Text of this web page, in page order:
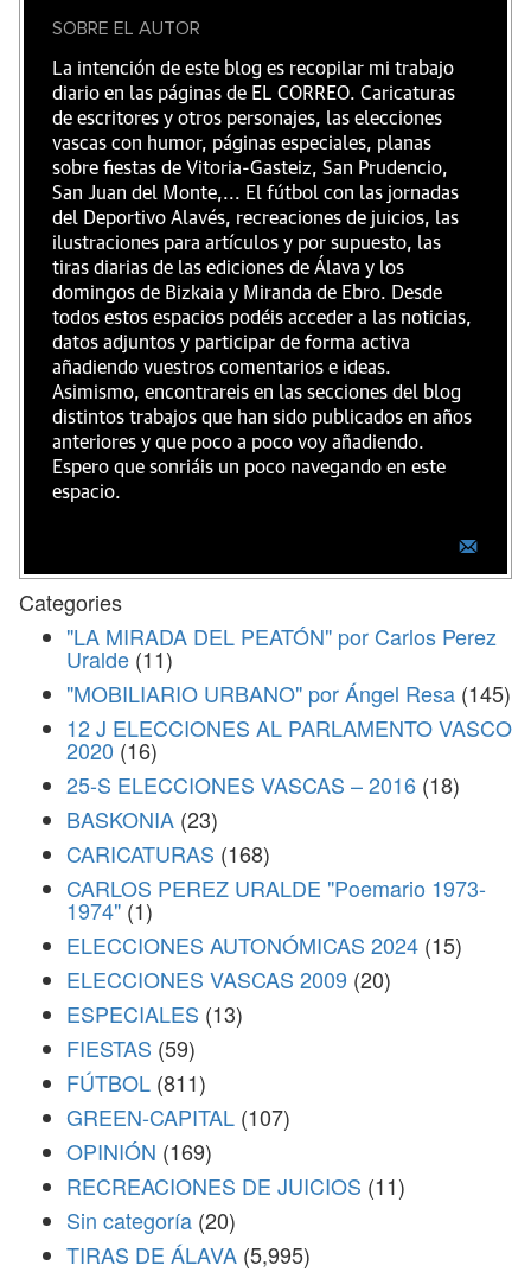
SOBRE EL AUTOR
La intención de este blog es recopilar mi trabajo
diario en las páginas de EL CORREO. Caricaturas
de escritores y otros personajes, las elecciones
vascas con humor, páginas especiales, planas
sobre fiestas de Vitoria-Gasteiz, San Prudencio,
San Juan del Monte,... El fútbol con las jornadas
del Deportivo Alavés, recreaciones de juicios, las
ilustraciones para artículos y por supuesto, las
tiras diarias de las ediciones de Álava y los
domingos de Bizkaia y Miranda de Ebro. Desde
todos estos espacios podéis acceder a las noticias,
datos adjuntos y participar de forma activa
añadiendo vuestros comentarios e ideas.
Asimismo, encontrareis en las secciones del blog
distintos trabajos que han sido publicados en años
anteriores y que poco a poco voy añadiendo.
Espero que sonriáis un poco navegando en este
espacio.
Categories
"LA MIRADA DEL PEATÓN" por Carlos Perez
Uralde (11)
"MOBILIARIO URBANO" por Ángel Resa (145)
12 J ELECCIONES AL PARLAMENTO VASCO
2020 (16)
25-S ELECCIONES VASCAS – 2016 (18)
BASKONIA (23)
CARICATURAS (168)
CARLOS PEREZ URALDE "Poemario 1973-
1974" (1)
ELECCIONES AUTONÓMICAS 2024 (15)
ELECCIONES VASCAS 2009 (20)
ESPECIALES (13)
FIESTAS (59)
FÚTBOL (811)
GREEN-CAPITAL (107)
OPINIÓN (169)
RECREACIONES DE JUICIOS (11)
Sin categoría (20)
TIRAS DE ÁLAVA (5,995)